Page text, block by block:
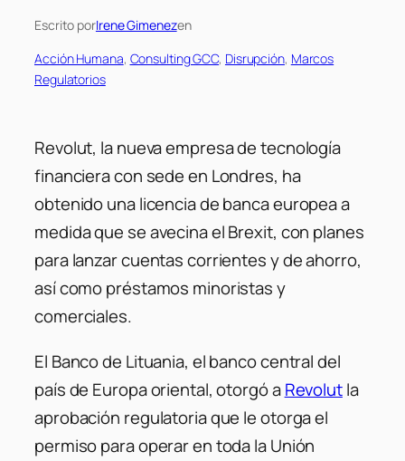
Escrito porIrene Gimenezen
Acción Humana, Consulting GCC, Disrupción, Marcos
Regulatorios
Revolut, la nueva empresa de tecnología
financiera con sede en Londres, ha
obtenido una licencia de banca europea a
medida que se avecina el Brexit, con planes
para lanzar cuentas corrientes y de ahorro,
así como préstamos minoristas y
comerciales.
El Banco de Lituania, el banco central del
país de Europa oriental, otorgó aRevolutla
aprobación regulatoria que le otorga el
permiso para operar en toda la Unión